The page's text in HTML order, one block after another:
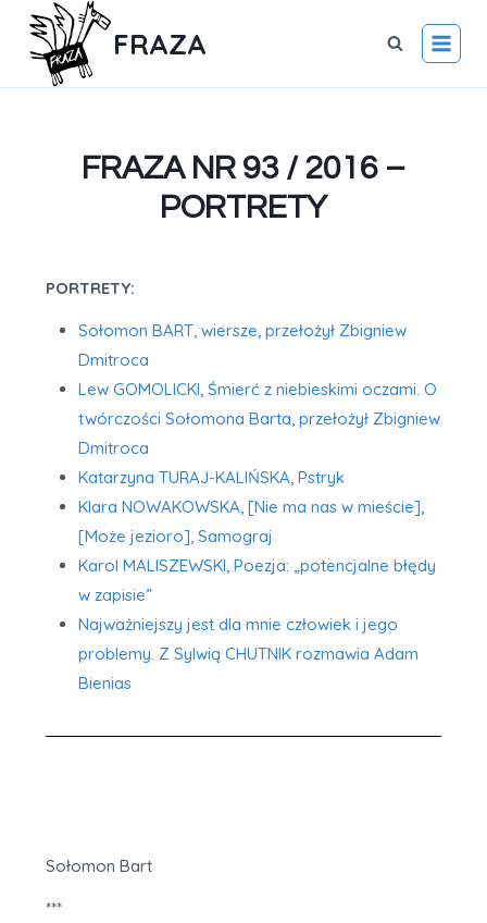
FRAZA
FRAZA NR 93 / 2016 –
PORTRETY
PORTRETY:
Sołomon BART, wiersze, przełożył Zbigniew
Dmitroca
Lew GOMOLICKI, Śmierć z niebieskimi oczami. O
twórczości Sołomona Barta, przełożył Zbigniew
Dmitroca
Katarzyna TURAJ-KALIŃSKA, Pstryk
Klara NOWAKOWSKA, [Nie ma nas w mieście],
[Może jezioro], Samograj
Karol MALISZEWSKI, Poezja: „potencjalne błędy
w zapisie”
Najważniejszy jest dla mnie człowiek i jego
problemy. Z Sylwią CHUTNIK rozmawia Adam
Bienias
Sołomon Bart
***